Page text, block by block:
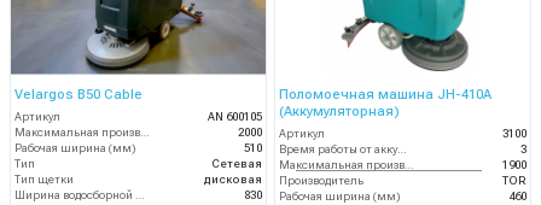
Velargos B50 Cable
Артикул
AN 600105
Максимальная производительность (кв.м/час)
2000
Рабочая ширина (мм)
510
Тип
Сетевая
Тип щетки
дисковая
Ширина водосборной рейки
830
Поломоечная машина JH-410A
(Аккумуляторная)
Артикул
3100
Время работы от аккумуляторов (ч)
3
Максимальная производительность (кв.м/час)
1900
Производитель
TOR
Рабочая ширина (мм)
460